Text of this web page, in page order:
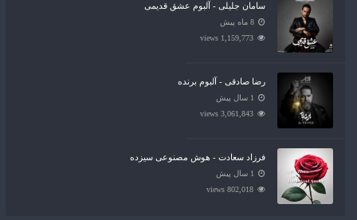
سامان جلیلی - آلبوم عشق قدیمی
8 ماه پیش
1,159,773 views
رضا صادقی - آلبوم برنده
1 سال پیش
3,061,843 views
فرزاد سعادت - هوش مصنوعی سیزده
1 سال پیش
802,018 views